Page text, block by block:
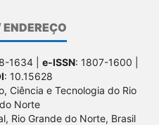
1634 | e-ISSN: 1807-1600 |
: 10.15628
Ciência e Tecnologia do Rio
Norte
Rio Grande do Norte, Brasil